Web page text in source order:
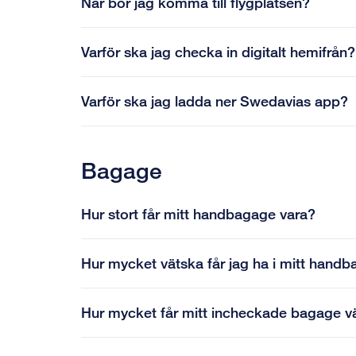
Varför ska jag checka in digitalt hemifrån?
Varför ska jag ladda ner Swedavias app?
Bagage
Hur stort får mitt handbagage vara?
Hur mycket vätska får jag ha i mitt
Hur mycket får mitt incheckade bagage